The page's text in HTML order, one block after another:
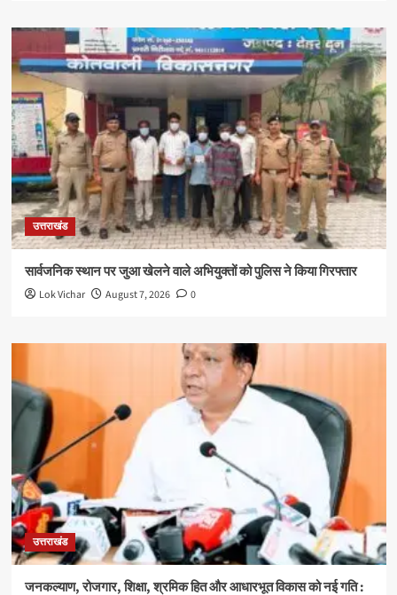
उत्तराखंड
सार्वजनिक स्थान पर जुआ खेलने वाले अभियुक्तों को पुलिस ने किया गिरफ्तार
Lok Vichar August 7, 2026 0
उत्तराखंड
जनकल्याण, रोजगार, शिक्षा, श्रमिक हित और आधारभूत विकास को नई गति :